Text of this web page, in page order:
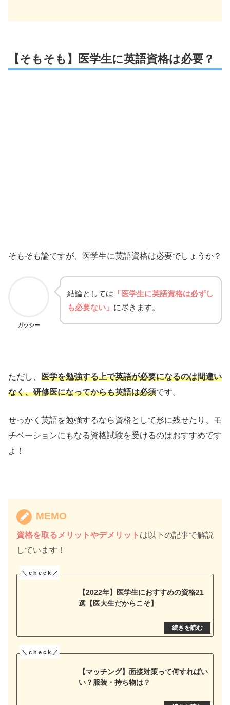
【そもそも】医学生に英語資格は必要？
そもそも論ですが、医学生に英語資格は必要でしょうか？
ガッシー
結論としては 「医学生に英語資格は必ずし
も必要ない」 に尽きます。
ただし、 医学を勉強する上で英語が必要になるのは間違い
なく、研修医になってからも英語は必須です。
せっかく英語を勉強するなら資格として形に残せたり、モ
チベーションにもなる資格試験を受けるのはおすすめです
よ！
MEMO
資格を取るメリットやデメリット は以下の記事で解説
しています！
【2022年】医学生におすすめの資格21
選【医大生だからこそ】
【マッチング】面接対策って何すればい
い？服装・持ち物は？